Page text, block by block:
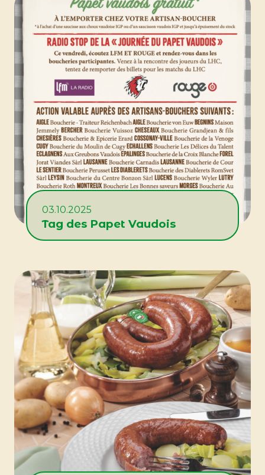
03.10.2025
Tag des Papet Vaudois